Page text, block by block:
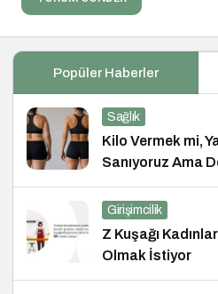
Popüler Haberler
Sağlık
Kilo Vermek mi,
Sanıyoruz Ama
Girişimcilik
Z Kuşağı
Olmak İstiyor